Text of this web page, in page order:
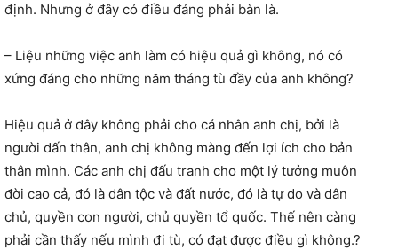
định. Nhưng ở đây có điều đáng phải bàn là.
– Liệu những việc anh làm có hiệu quả gì không, nó có
xứng đáng cho những năm tháng tù đầy của anh không?
Hiệu quả ở đây không phải cho cá nhân anh chị, bởi là
người dấn thân, anh chị không màng đến lợi ích cho bản
thân mình. Các anh chị đấu tranh cho một lý tưởng muôn
đời cao cả, đó là dân tộc và đất nước, đó là tự do và dân
chủ, quyền con người, chủ quyền tổ quốc. Thế nên càng
phải cần thấy nếu mình đi tù, có đạt được điều gì không.?